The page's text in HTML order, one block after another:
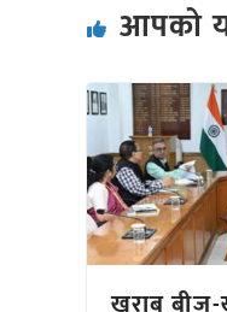
आपको